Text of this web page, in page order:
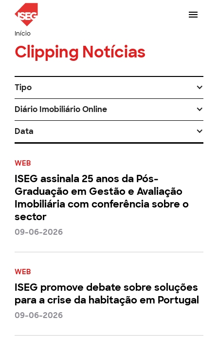
Início
Clipping Notícias
Tipo
Diário Imobiliário Online
Data
WEB
ISEG assinala 25 anos da Pós-
Graduação em Gestão e Avaliação
Imobiliária com conferência sobre o
sector
09-06-2026
WEB
ISEG promove debate sobre soluções
para a crise da habitação em Portugal
09-06-2026